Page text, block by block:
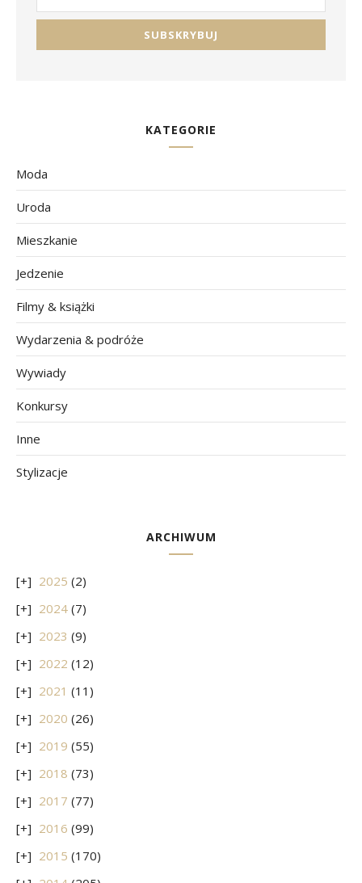
KATEGORIE
Moda
Uroda
Mieszkanie
Jedzenie
Filmy & książki
Wydarzenia & podróże
Wywiady
Konkursy
Inne
Stylizacje
ARCHIWUM
2025 (2)
2024 (7)
2023 (9)
2022 (12)
2021 (11)
2020 (26)
2019 (55)
2018 (73)
2017 (77)
2016 (99)
2015 (170)